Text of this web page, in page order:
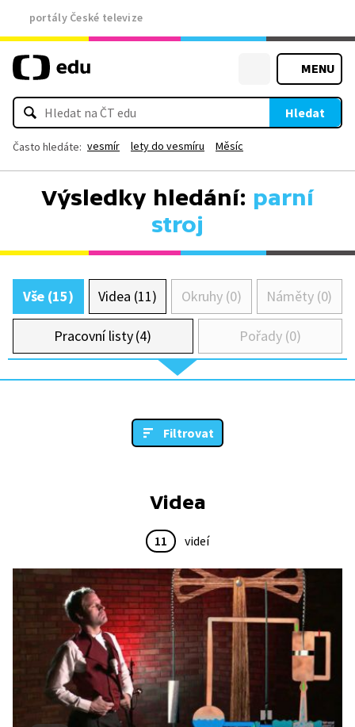
portály České televize
MENU
Hledat
Často hledáte: vesmír lety do vesmíru Měsíc
Výsledky hledání: parní
stroj
Vše (15) Videa (11) Okruhy (0) Náměty (0)
Pracovní listy (4) Pořady (0)
Filtrovat
Videa
11 videí